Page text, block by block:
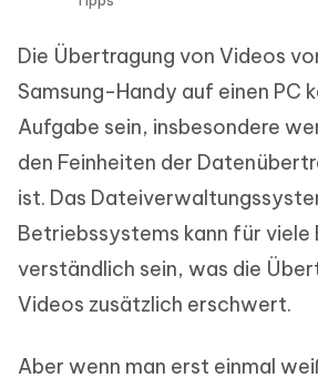
Die Übertragung von Videos
Samsung-Handy auf einen PC
Aufgabe sein, insbesondere
den Feinheiten der
ist. Das
Betriebssystems kann für viele
verständlich sein, was die
Videos zusätzlich erschwert.
Aber wenn man erst einmal